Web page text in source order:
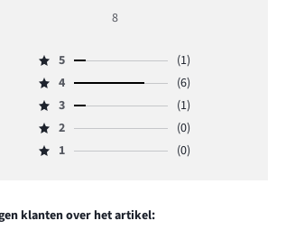
4
8
Beoordeling
5,
aantal
reviews
5
(1)
Beoordeling
4,
aantal
reviews
4
(6)
Beoordeling
3,
aantal
3
(1)
Beoordeling
2,
0.
2
(0)
Beoordeling
reviews
1 (0)
klanten over het artikel: